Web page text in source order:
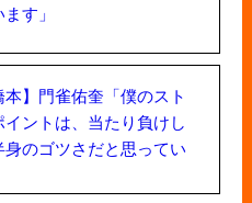
す」
本】門雀佑奎「僕のスト
イントは、当たり負けし
身のゴツさだと思ってい